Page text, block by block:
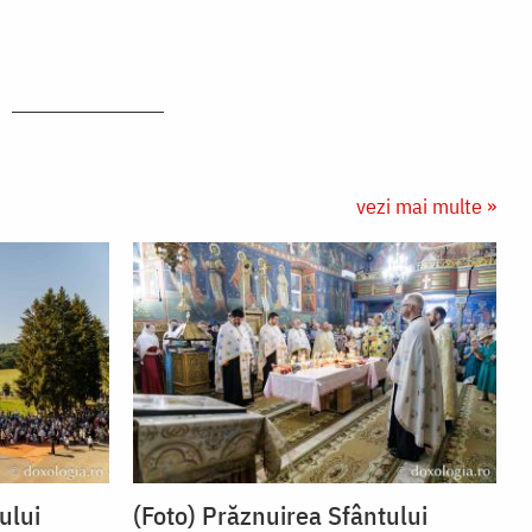
vezi mai multe »
(Foto) Prăznuirea Sfântului